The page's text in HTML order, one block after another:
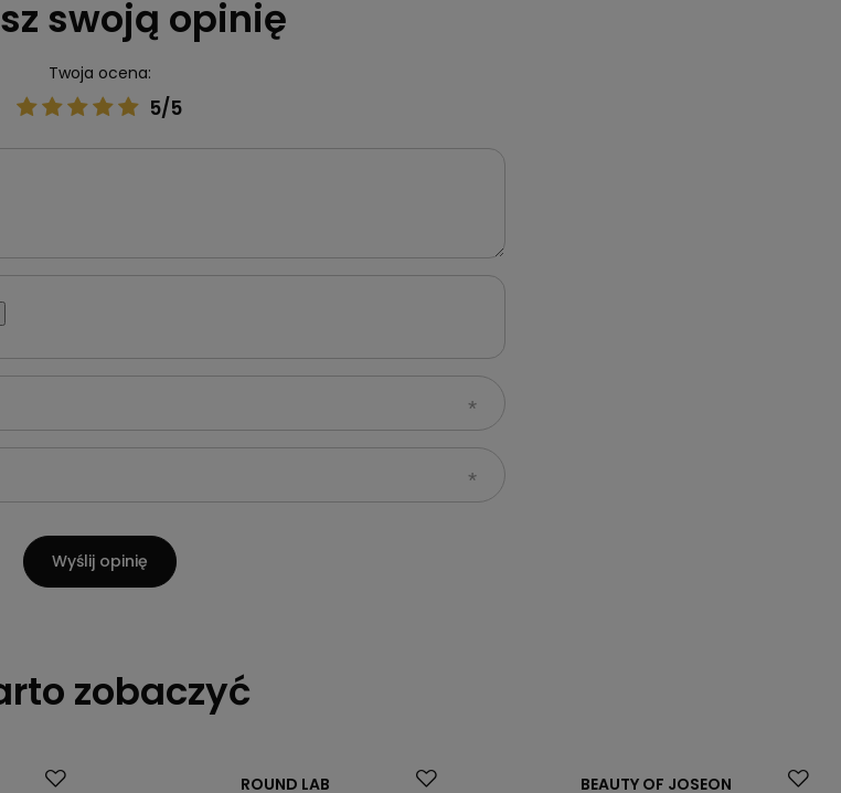
swoją opinię
Twoja ocena:
5/5
Wyślij opinię
zobaczyć
ROUND LAB BEAUTY OF JOSEON